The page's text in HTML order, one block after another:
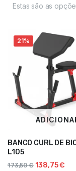
Estas são as
21%
BANCO CURL DE
L105
173,50€ 138,75€